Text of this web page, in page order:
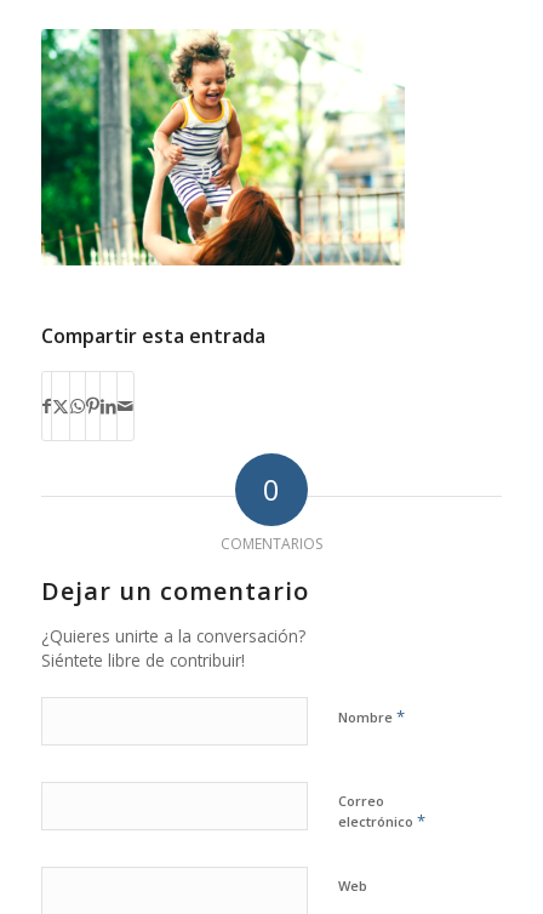
Compartir esta entrada
0
COMENTARIOS
Dejar un comentario
¿Quieres unirte a la conversación?
Siéntete libre de contribuir!
Nombre *
Correo
electrónico *
Web